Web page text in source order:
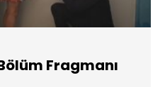
Fragmanı